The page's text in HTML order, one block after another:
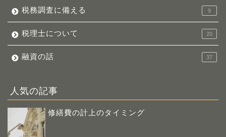
税務調査に備える 9
税理士について 20
融資の話 37
人気の記事
修繕費の計上のタイミング